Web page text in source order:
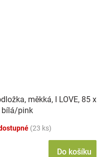
měkká, I LOVE, 85 x
bílá/pink
(23 ks)
Do košíku